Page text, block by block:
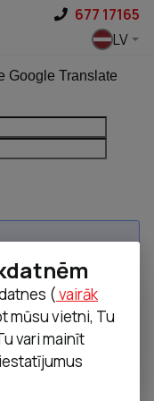
677 17165
LV
Latvia
Google Translate
(vairāk
mūsu vietni, Tu
vari mainīt